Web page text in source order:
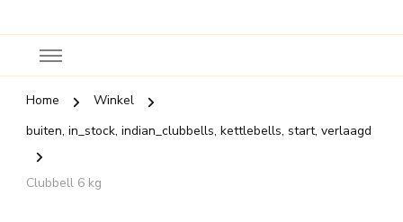
Home
Winkel
buiten, in_stock, indian_clubbells, kettlebells, start, verlaagd
Clubbell 6 kg